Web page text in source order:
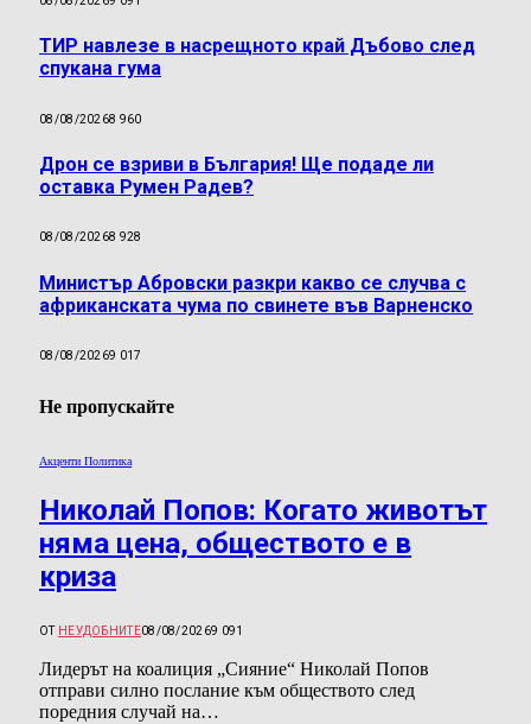
ТИР навлезе в насрещното край Дъбово след
спукана гума
08/08/20268 960
Дрон се взриви в България! Ще подаде ли
оставка Румен Радев?
08/08/20268 928
Министър Абровски разкри какво се случва с
африканската чума по свинете във Варненско
08/08/20269 017
Не пропускайте
Акценти Политика
Николай Попов: Когато животът
няма цена, обществото е в
криза
ОТ НЕУДОБНИТЕ08/08/20269 091
Лидерът на коалиция „Сияние“ Николай Попов
отправи силно послание към обществото след
поредния случай на…